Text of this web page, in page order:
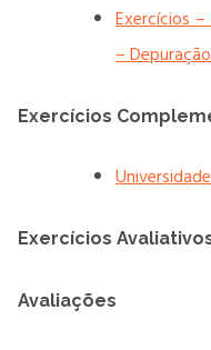
Exercícios
–
Exercícios
Exercícios
Avaliações